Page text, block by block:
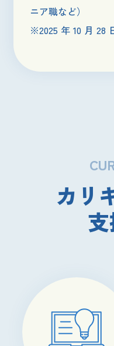
ニア職など）
※2025 年 10 月 28
カリ